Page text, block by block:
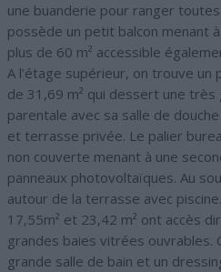
une buanderie pour ranger
possède un petit balcon menant
plus de 60 m² accessible
A l’étage supérieur, on trouve
de 31,69 m² qui dessert une
parentale avec sa salle de
et terrasse privée. Le palier
non couverte menant à une
panneaux photovoltaïques. Au
autour de la terrasse avec
17,55m² et 23,42 m² ont accès
grandes baies vitrées ouvrables.
grande salle de bain et un